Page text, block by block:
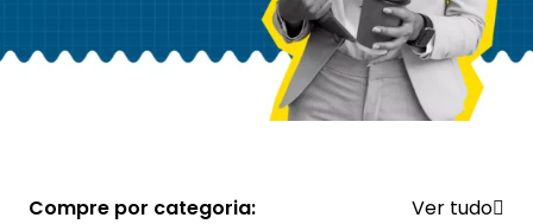
Compre por categoria: Ver tudo